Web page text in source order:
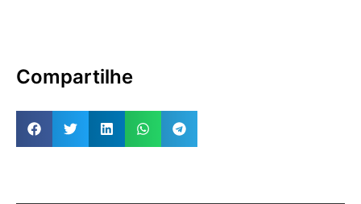
Compartilhe